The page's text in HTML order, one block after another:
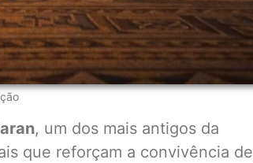
, um dos mais antigos da
que reforçam a convivência de